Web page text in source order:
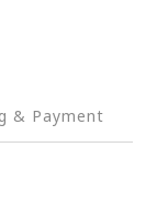
& Payment